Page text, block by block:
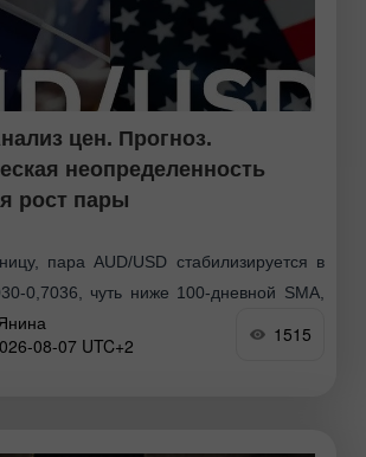
цен. Прогноз.
неопределенность
рост пары
пара AUD/USD стабилизируется в
0,7036, чуть ниже 100-дневной SMA,
предпочитают дождаться выхода
о занятости в США за прошедший
08-07 UTC+2
1515